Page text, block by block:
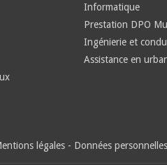
Informatique
Prestation DPO
Ingénierie et
Assistance en
légales - Données personnelles